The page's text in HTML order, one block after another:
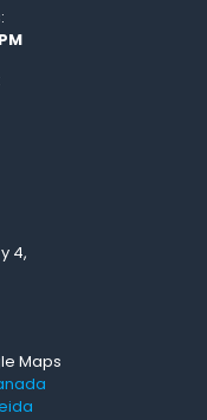
4,
Maps